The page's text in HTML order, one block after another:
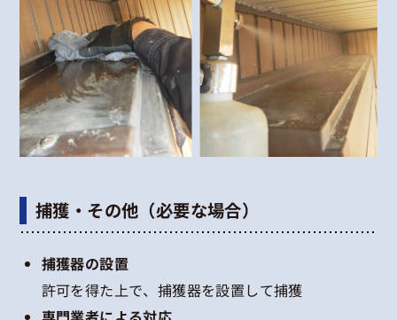
捕獲・その他（必要な場合）
捕獲器の設置
許可を得た上で、捕獲器を設置して捕獲